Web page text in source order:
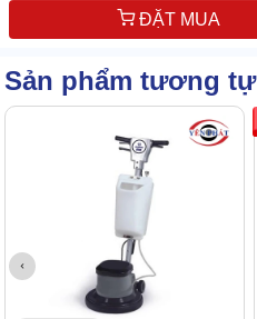
ĐẶT MUA
Sản phẩm tương tự